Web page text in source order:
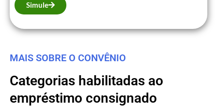
Simule
MAIS SOBRE O CONVÊNIO
Categorias habilitadas ao
empréstimo consignado